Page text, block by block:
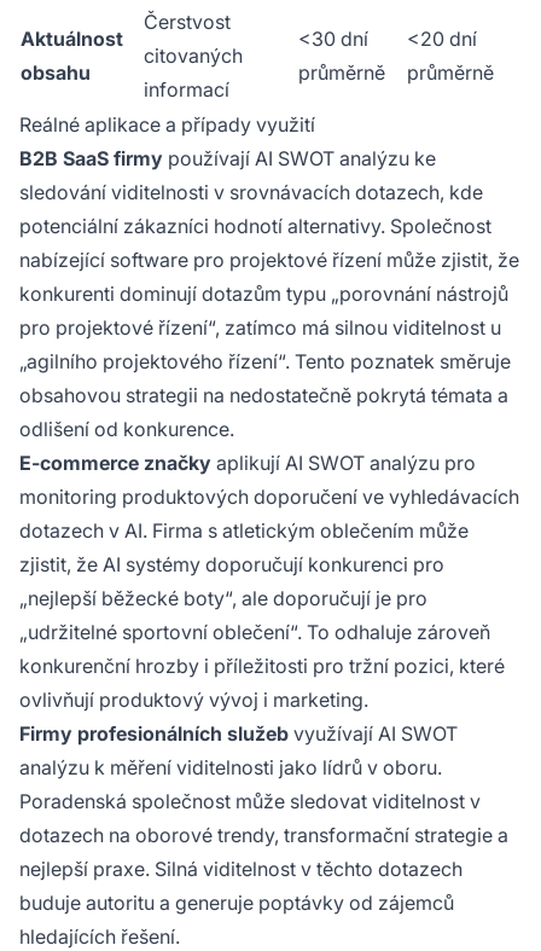
Aktuálnost
obsahu
Čerstvost
citovaných
informací
<30 dní
průměrně
<20 dní
průměrně
Reálné aplikace a případy využití
B2B SaaS firmy používají AI SWOT analýzu ke
sledování viditelnosti v srovnávacích dotazech, kde
potenciální zákazníci hodnotí alternativy. Společnost
nabízející software pro projektové řízení může zjistit, že
konkurenti dominují dotazům typu „porovnání nástrojů
pro projektové řízení“, zatímco má silnou viditelnost u
„agilního projektového řízení“. Tento poznatek směruje
obsahovou strategii na nedostatečně pokrytá témata a
odlišení od konkurence.
E-commerce značky aplikují AI SWOT analýzu pro
monitoring produktových doporučení ve vyhledávacích
dotazech v AI. Firma s atletickým oblečením může
zjistit, že AI systémy doporučují konkurenci pro
„nejlepší běžecké boty“, ale doporučují je pro
„udržitelné sportovní oblečení“. To odhaluje zároveň
konkurenční hrozby i příležitosti pro tržní pozici, které
ovlivňují produktový vývoj i marketing.
Firmy profesionálních služeb využívají AI SWOT
analýzu k měření viditelnosti jako lídrů v oboru.
Poradenská společnost může sledovat viditelnost v
dotazech na oborové trendy, transformační strategie a
nejlepší praxe. Silná viditelnost v těchto dotazech
buduje autoritu a generuje poptávky od zájemců
hledajících řešení.